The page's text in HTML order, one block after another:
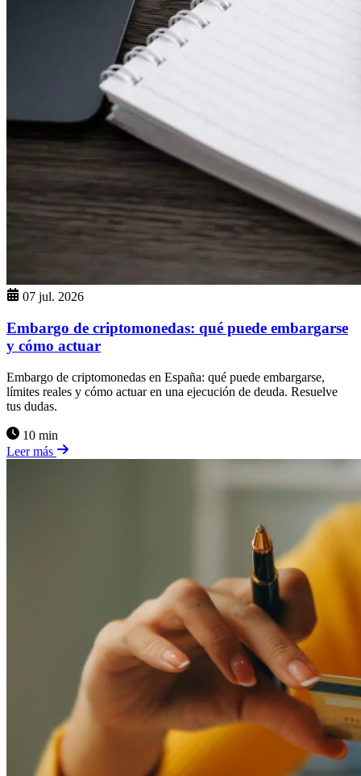
07 jul. 2026
Embargo de criptomonedas: qué puede embargarse
y cómo actuar
Embargo de criptomonedas en España: qué puede embargarse,
límites reales y cómo actuar en una ejecución de deuda. Resuelve
tus dudas.
10 min
Leer más